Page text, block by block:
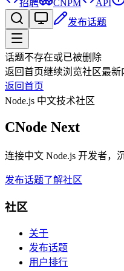
招聘 CNPM API
发布话题
话题不存在或已被删除
返回首页继续浏览社区最新
返回首页
Node.js 中文技术社区
CNode Next
连接中文 Node.js 开发者，
发布话题了解社区
社区
关于
发布话题
用户排行